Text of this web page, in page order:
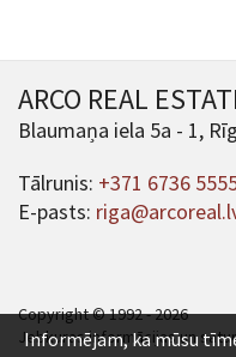
ARCO REAL
Blaumaņa iela 5a - 1,
Tālrunis: +371 6736
E-pasts:
Copyright © 1992 - 2026
Jebkuras informācijas un
Informējam, ka mūsu